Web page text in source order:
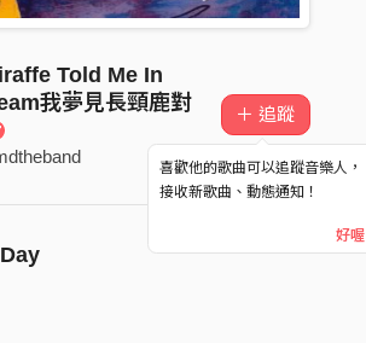
Told Me In
我夢見長頸鹿對
＋ 追蹤
喜歡他的歌曲可以追蹤音樂人，
接收新歌曲、動態通知！
好喔